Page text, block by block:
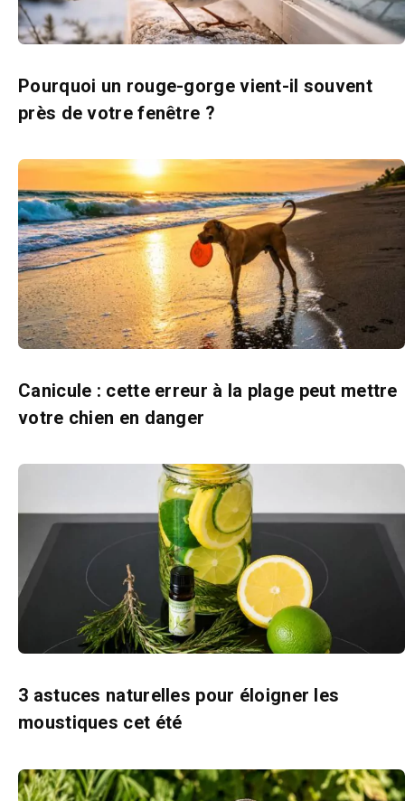
Pourquoi un rouge-gorge vient-il souvent
près de votre fenêtre ?
Canicule : cette erreur à la plage peut mettre
votre chien en danger
3 astuces naturelles pour éloigner les
moustiques cet été